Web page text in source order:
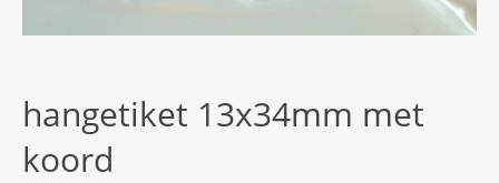
hangetiket 13x34mm met
koord